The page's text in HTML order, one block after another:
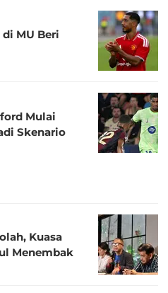
MU Beri
Mulai
Skenario
Kuasa
Menembak